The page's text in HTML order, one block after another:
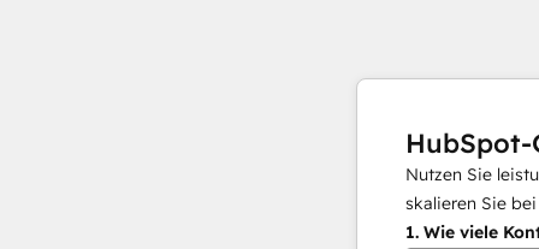
HubSpot-
Nutzen Sie
skalieren Sie
1. Wie viele